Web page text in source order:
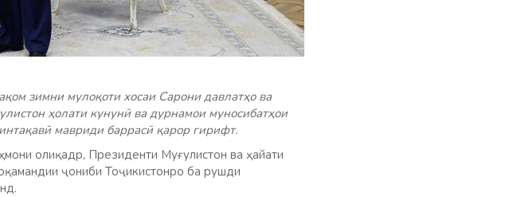
зимни мулоқоти хосаи Сарони давлатҳо ва
ҳолати кунунӣ ва дурнамои муносибатҳои
мавриди баррасӣ қарор гирифт.
олиқадр, Президенти Муғулистон ва ҳайати
ҷониби Тоҷикистонро ба рушди